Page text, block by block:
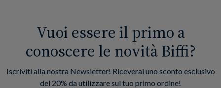
Vuoi essere il primo a
conoscere le novità Biffi?
Iscriviti alla nostra Newsletter! Riceverai uno sconto esclusivo
del 20% da utilizzare sul tuo primo ordine!